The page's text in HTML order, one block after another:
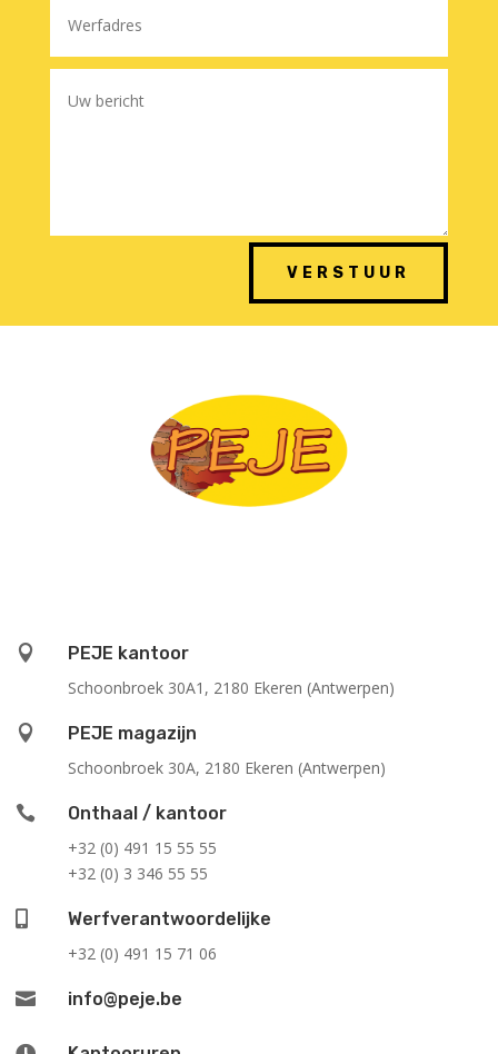
VERSTUUR

PEJE kantoor
Schoonbroek 30A1, 2180 Ekeren (Antwerpen)

PEJE magazijn
Schoonbroek 30A, 2180 Ekeren (Antwerpen)

Onthaal / kantoor
+32 (0) 491 15 55 55
+32 (0) 3 346 55 55
Werfverantwoordelijke
+32 (0) 491 15 71 06
 info@peje.be